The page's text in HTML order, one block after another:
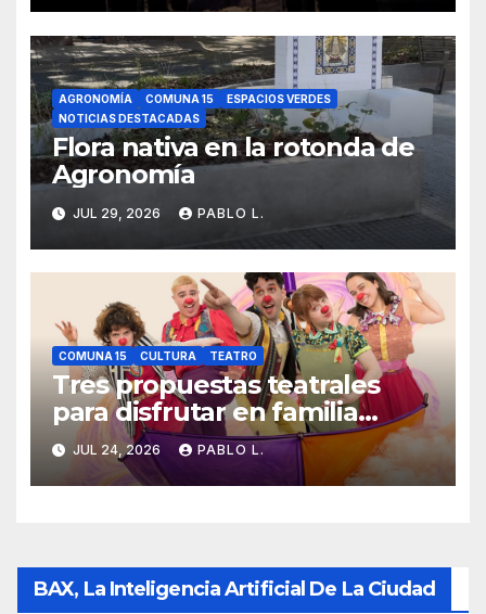
AGRONOMÍA COMUNA 15
ESPACIOS VERDES
NOTICIAS DESTACADAS
Flora nativa en la rotonda de
Agronomía
JUL 29, 2026 PABLO L.
COMUNA 15 CULTURA TEATRO
Tres propuestas teatrales
para disfrutar en familia
durante las vacaciones de
invierno
JUL 24, 2026 PABLO L.
BAX, La Inteligencia Artificial De La Ciudad